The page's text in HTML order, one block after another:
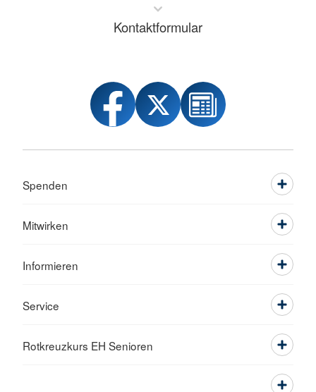
Kontaktformular
Spenden
Mitwirken
Informieren
Service
Rotkreuzkurs EH Senioren